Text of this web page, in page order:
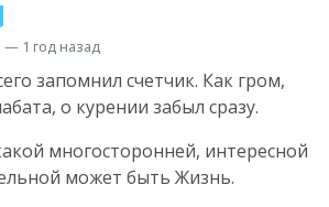
— 1 год назад
запомнил счетчик. Как гром,
о курении забыл сразу.
многосторонней, интересной
может быть Жизнь.